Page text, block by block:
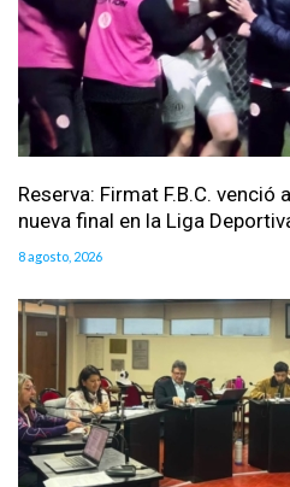
Reserva: Firmat F.B.C. venció
nueva final en la Liga
8 agosto, 2026